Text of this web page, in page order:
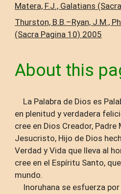
Matera, F.J., Galatians
Thurston, B.B.–Ryan, J.M.,
(Sacra Pagina 10) 2005
About this
La Palabra de Dios es
en plenitud y verdadera
cree en Dios Creador,
Jesucristo, Hijo de Dios
Verdad y Vida que lleva al
cree en el Espíritu Santo,
mundo.
Inoruhana se esfuerza por